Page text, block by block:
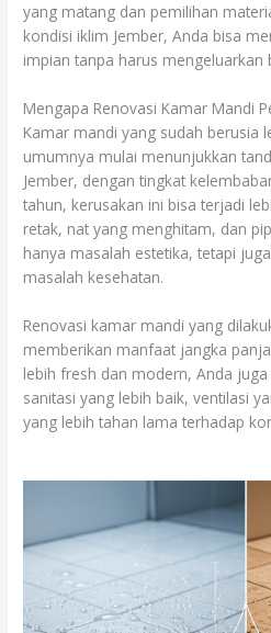
yang matang dan pemilihan
kondisi iklim Jember, Anda bisa
impian tanpa harus mengeluarkan
Mengapa Renovasi Kamar Mandi
Kamar mandi yang sudah berusia
umumnya mulai menunjukkan
Jember, dengan tingkat
tahun, kerusakan ini bisa terjadi
retak, nat yang menghitam, dan
hanya masalah estetika, tetapi
masalah kesehatan.
Renovasi kamar mandi yang
memberikan manfaat jangka
lebih fresh dan modern, Anda
sanitasi yang lebih baik, ventilasi
yang lebih tahan lama terhadap